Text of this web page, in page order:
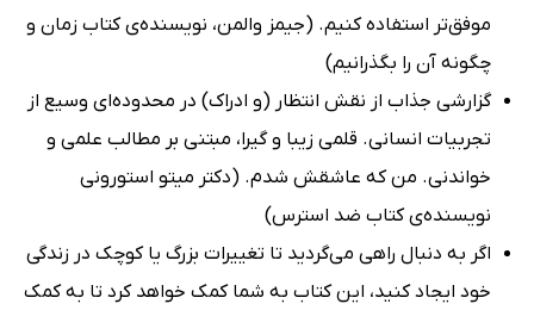
موفق‌تر استفاده کنیم. (جیمز والمن، نویسنده‌ی کتاب‌ زمان و
چگونه آن را بگذرانیم)
گزارشی جذاب از نقش انتظار (و ادراک) در محدوده‌ای وسیع از
تجربیات انسانی. قلمی زیبا و گیرا، مبتنی بر مطالب علمی و
خواندنی. من که عاشقش شدم. (دکتر میتو استورونی
نویسنده‌ی کتاب ضد استرس)
اگر به دنبال راهی می‌گردید تا تغییرات بزرگ یا کوچک در زندگی
خود ایجاد کنید، این کتاب به شما کمک خواهد کرد تا به کمک